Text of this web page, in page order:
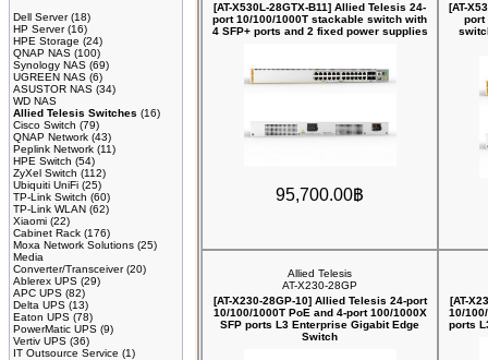
Dell Server(18)
HP Server(16)
HPE Storage (24)
QNAP NAS (100)
Synology NAS (69)
UGREEN NAS (6)
ASUSTOR NAS (34)
WD NAS
Allied Telesis Switches (16)
Cisco Switch (79)
QNAP Network (43)
Peplink Network (11)
HPE Switch (54)
ZyXel Switch (112)
Ubiquiti UniFi (25)
TP-Link Switch (60)
TP-Link WLAN (62)
Xiaomi (22)
Cabinet Rack (176)
Moxa Network Solutions (25)
Media
Converter/Transceiver(20)
Ablerex UPS (29)
APC UPS (82)
Delta UPS (13)
Eaton UPS (78)
PowerMatic UPS (9)
Vertiv UPS (36)
IT Outsource Service (1)
[AT-X530L-28GTX-B11] Allied Telesis 24-
port 10/100/1000T stackable switch with
4 SFP+ ports and 2 fixed power supplies
95,700.00฿
[AT-
port
Allied Telesis
AT-X230-28GP
[AT-X230-28GP-10] Allied Telesis 24-port
10/100/1000T PoE and 4-port 100/1000X
SFP ports L3 Enterprise Gigabit Edge
Switch
[AT-
10/
ports